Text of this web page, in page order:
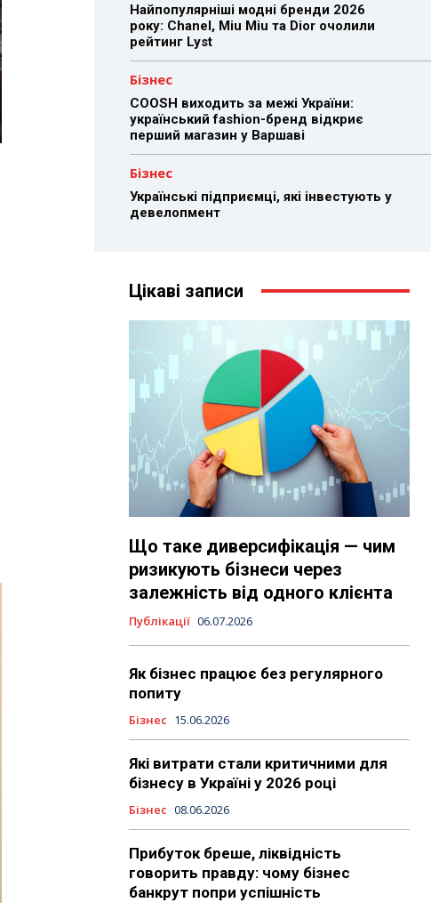
Найпопулярніші модні бренди 2026
року: Chanel, Miu Miu та Dior очолили
рейтинг Lyst
Бізнес
COOSH виходить за межі України:
український fashion-бренд відкриє
перший магазин у Варшаві
Бізнес
Українські підприємці, які інвестують у
девелопмент
Цікаві записи
Що таке диверсифікація — чим
ризикують бізнеси через
залежність від одного клієнта
Публікації 06.07.2026
Як бізнес працює без регулярного
попиту
Бізнес 15.06.2026
Які витрати стали критичними для
бізнесу в Україні у 2026 році
Бізнес 08.06.2026
Прибуток бреше, ліквідність
говорить правду: чому бізнес
банкрут попри успішність